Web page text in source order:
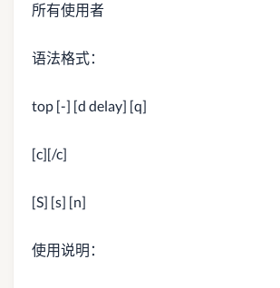
所有使用者
语法格式：
top [-] [d delay] [q]
[c][/c]
[S] [s] [n]
使用说明：